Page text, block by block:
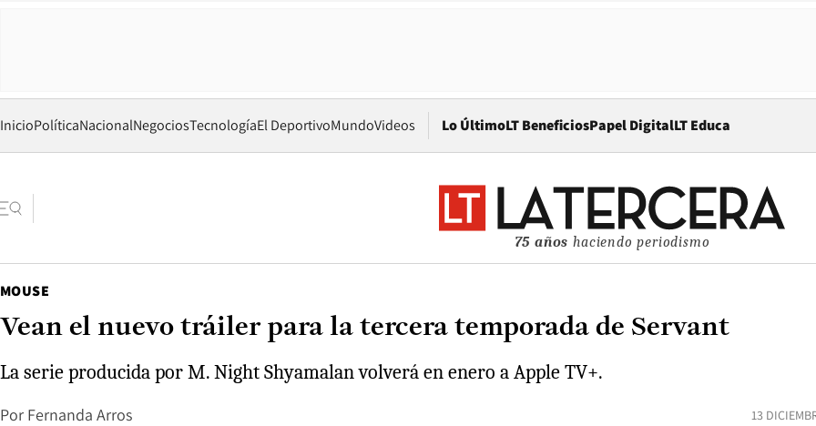
InicioPolíticaNacionalNegociosTecnologíaEl DeportivoMundoVideos Lo ÚltimoLT BeneficiosPapel DigitalOpens in new window
LT Educa
75 años haciendo periodismo
MOUSE
Vean el nuevo tráiler para la tercera temporada de Servant
La serie producida por M. Night Shyamalan volverá en enero a Apple TV+.
Por Fernanda Arros 13